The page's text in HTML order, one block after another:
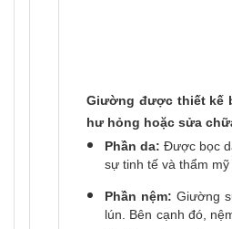
Giường được thiết kế
hư hỏng hoặc sửa
Phần da: Được bọc
sự tinh tế và thẩm mỹ
Phần nệm: Giường
lún. Bên cạnh đó,